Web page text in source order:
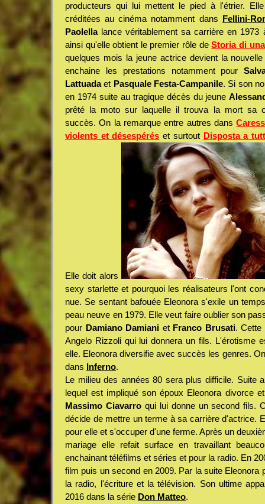
producteurs qui lui mettent le pied à l'étrier.
créditées au cinéma notamment dans Fellini-
Paolellalance véritablement sa carrière en 1973
ainsi qu'elle obtient le premier rôle deStoria di
quelques mois la jeune actrice devient la
enchaine les prestations notamment pour
Lattuadaet Pasquale Festa-Campanile. Si son
en 1974 suite au tragique décès du jeune
prêté la moto sur laquelle il trouva la mort sa
succès. On la remarque entre autres dans
violents et désespérés et surtout Disposta a
Elle doit alors
sexy starlette et pourquoi les réalisateurs l'ont
nue. Se sentant bafouée Eleonora s'exile un
peau neuve en 1979. Elle veut faire oublier son
pour Damiano Damiani et Franco Brusati. Cette
Angelo Rizzoli qui lui donnera un fils. L'érotisme
elle. Eleonora diversifie avec succès les genres.
dans Inferno.
Le milieu des années 80 sera plus difficile. Suite
lequel est impliqué son époux Eleonora divorce
Massimo Ciavarroqui lui donne un second fils.
décide de mettre un terme à sa carrière d'actrice.
pour elle et s'occuper d'une ferme. Après un
mariage elle refait surface en travaillant
enchainant téléfilms et séries et pour la radio. En
film puis un second en 2009. Par la suite Eleonora
la radio, l'écriture et la télévision. Son ultime
2016 dans la série Don Matteo.